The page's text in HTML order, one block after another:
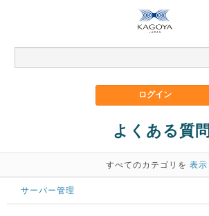
よくある質問
すべてのカテゴリを 表示
サーバー管理